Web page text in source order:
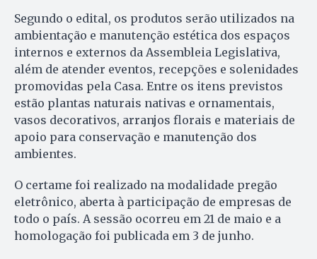
Segundo o edital, os produtos serão utilizados na
ambientação e manutenção estética dos espaços
internos e externos da Assembleia Legislativa,
além de atender eventos, recepções e solenidades
promovidas pela Casa. Entre os itens previstos
estão plantas naturais nativas e ornamentais,
vasos decorativos, arranjos florais e materiais de
apoio para conservação e manutenção dos
ambientes.
O certame foi realizado na modalidade pregão
eletrônico, aberta à participação de empresas de
todo o país. A sessão ocorreu em 21 de maio e a
homologação foi publicada em 3 de junho.